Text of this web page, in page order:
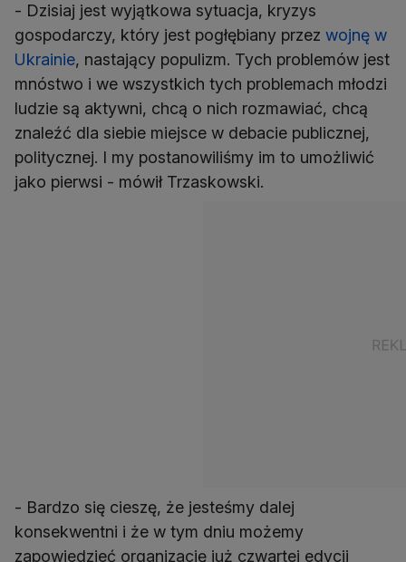
- Dzisiaj jest wyjątkowa sytuacja, kryzys
gospodarczy, który jest pogłębiany przez wojnę w
Ukrainie, nastający populizm. Tych problemów jest
mnóstwo i we wszystkich tych problemach młodzi
ludzie są aktywni, chcą o nich rozmawiać, chcą
znaleźć dla siebie miejsce w debacie publicznej,
politycznej. I my postanowiliśmy im to umożliwić
jako pierwsi - mówił Trzaskowski.
- Bardzo się cieszę, że jesteśmy dalej
konsekwentni i że w tym dniu możemy
zapowiedzieć organizację już czwartej edycji